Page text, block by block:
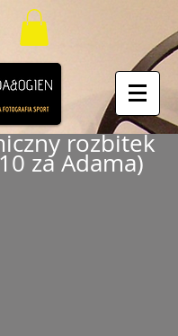
rozbitek
za Adama)